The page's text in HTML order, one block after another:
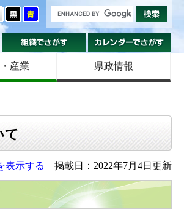
変える
組織でさがす
産業 県政情報
て
表示する 掲載日：2022年7月4日更新